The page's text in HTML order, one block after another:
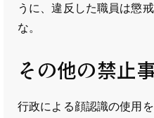
うに、違反した職員は懲
な。
その他の禁止
行政による顔認識の使用